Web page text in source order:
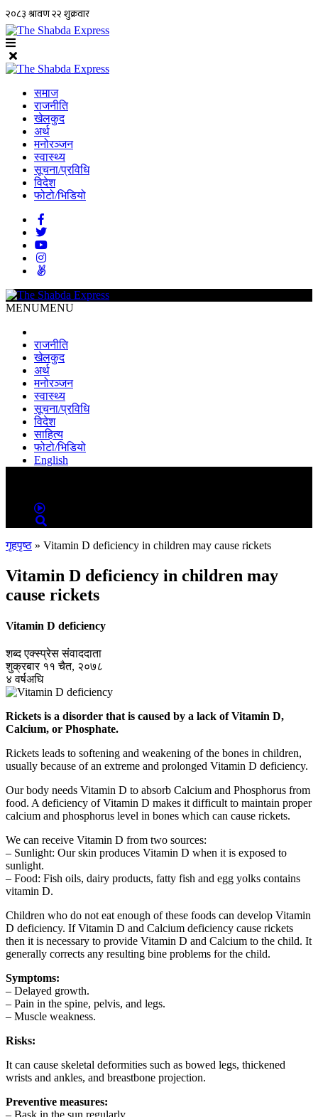
समाज
राजनीति
खेलकुद
अर्थ
मनोरञ्जन
स्वास्थ्य
सूचना/प्रविधि
विदेश
फोटो/भिडियो
MENUMENU
राजनीति
खेलकुद
अर्थ
मनोरञ्जन
स्वास्थ्य
सूचना/प्रविधि
विदेश
साहित्य
फोटो/भिडियो
English
गृहपृष्ठ » Vitamin D deficiency in children may cause rickets
Vitamin D deficiency in children may
cause rickets
Vitamin D deficiency
शब्द एक्स्प्रेस संवाददाता
शुक्रबार ११ चैत, २०७८
४ वर्षअघि
Rickets is a disorder that is caused by a lack of Vitamin D,
Calcium, or Phosphate.
Rickets leads to softening and weakening of the bones in children,
usually because of an extreme and prolonged Vitamin D deficiency.
Our body needs Vitamin D to absorb Calcium and Phosphorus from
food. A deficiency of Vitamin D makes it difficult to maintain proper
calcium and phosphorus level in bones which can cause rickets.
We can receive Vitamin D from two sources:
– Sunlight: Our skin produces Vitamin D when it is exposed to
sunlight.
– Food: Fish oils, dairy products, fatty fish and egg yolks contains
vitamin D.
Children who do not eat enough of these foods can develop Vitamin
D deficiency. If Vitamin D and Calcium deficiency cause rickets
then it is necessary to provide Vitamin D and Calcium to the child. It
generally corrects any resulting bine problems for the child.
Symptoms:
– Delayed growth.
– Pain in the spine, pelvis, and legs.
– Muscle weakness.
Risks:
It can cause skeletal deformities such as bowed legs, thickened
wrists and ankles, and breastbone projection.
Preventive measures: